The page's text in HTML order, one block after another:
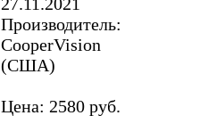
Производитель:
CooperVision
(США)
Цена: 2580 руб.